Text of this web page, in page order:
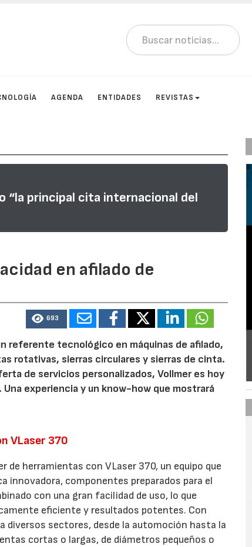
AGENDA ENTIDADES REVISTAS
“la principal cita internacional del
en afilado de
693
referente tecnológico en máquinas de afilado,
rotativas, sierras circulares y sierras de cinta.
de servicios personalizados, Vollmer es hoy
experiencia y un know-how que mostrará
VLaser 370
herramientas con VLaser 370, un equipo que
innovadora, componentes preparados para el
con una gran facilidad de uso, lo que
eficiente y resultados potentes. Con
diversos sectores, desde la automoción hasta la
cortas o largas, de diámetros pequeños o